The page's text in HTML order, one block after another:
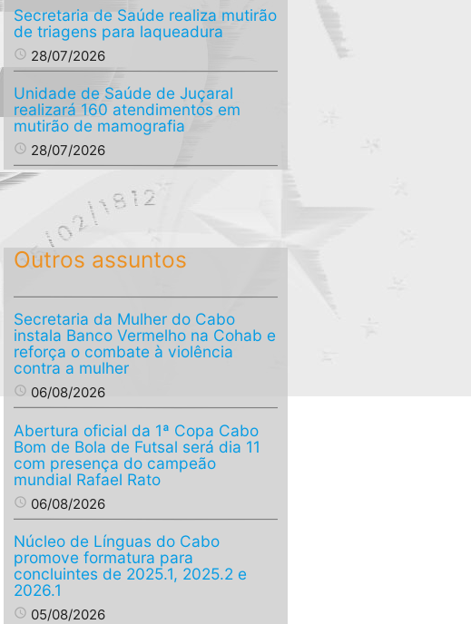
Secretaria de Saúde realiza mutirão
de triagens para laqueadura
access_time 28/07/2026
Unidade de Saúde de Juçaral
realizará 160 atendimentos em
mutirão de mamografia
access_time 28/07/2026
Outros assuntos
Secretaria da Mulher do Cabo
instala Banco Vermelho na Cohab e
reforça o combate à violência
contra a mulher
access_time 06/08/2026
Abertura oficial da 1ª Copa Cabo
Bom de Bola de Futsal será dia 11
com presença do campeão
mundial Rafael Rato
access_time 06/08/2026
Núcleo de Línguas do Cabo
promove formatura para
concluintes de 2025.1, 2025.2 e
2026.1
access_time 05/08/2026